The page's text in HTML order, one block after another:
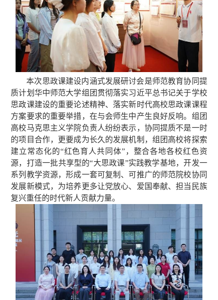
本次思政课建设内涵式发展研讨会是师范教育协同提
质计划华中师范大学组团贯彻落实习近平总书记关于学校
思政课建设的重要论述精神、落实新时代高校思政课课程
方案要求的重要举措，在与会师生中产生良好反响。组团
高校马克思主义学院负责人纷纷表示，协同提质不是一时
的项目合作，更要成为长久的发展机制，组团高校将探索
建立常态化的“红色育人共同体”，整合各地各校红色资
源，打造一批共享型的“大思政课”实践教学基地，开发一
系列教学资源，形成一套可复制、可推广的师范院校协同
发展新模式，为培养更多让党放心、爱国奉献、担当民族
复兴重任的时代新人贡献力量。